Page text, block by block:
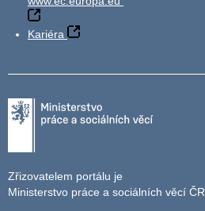
Kariéra
Zřizovatelem portálu je
Ministerstvo práce a sociálních věcí ČR